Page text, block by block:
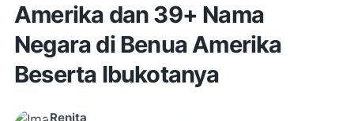
Amerika dan 39+ Nama
Negara di Benua Amerika
Beserta Ibukotanya
Renita